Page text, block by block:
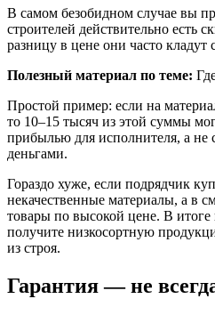
В самом безобидном случае вы
строителей действительно есть
разницу в цене они часто кладут
Полезный материал по теме:
Простой пример: если на
то 10–15 тысяч из этой суммы
прибылью для исполнителя, а не
деньгами.
Гораздо хуже, если подрядчик
некачественные материалы, а в
товары по высокой цене. В итоге
получите низкосортную
из строя.
Гарантия — не